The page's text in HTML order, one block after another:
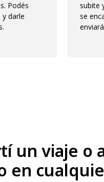
Podés
y darle
subite
se
un viaje o
en